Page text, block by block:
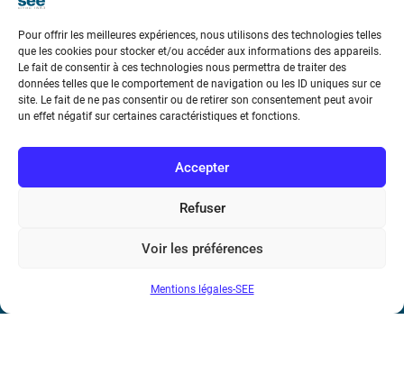
Pour offrir les meilleures expériences, nous utilisons des technologies telles
que les cookies pour stocker et/ou accéder aux informations des appareils.
Le fait de consentir à ces technologies nous permettra de traiter des
données telles que le comportement de navigation ou les ID uniques sur ce
site. Le fait de ne pas consentir ou de retirer son consentement peut avoir
un effet négatif sur certaines caractéristiques et fonctions.
Accepter
Refuser
Voir les préférences
Mentions légales-SEE
Bicentenaire des découvertes d’André-
Conditions Générales de Vente
Mentions légales
N° de SIREN : 785 393 232, Code APE : 9412Z TVA intra-
communautaire : FR44 785 393 232